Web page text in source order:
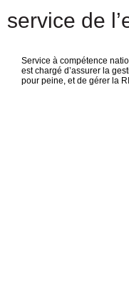
service de
Service à compétence
est chargé d’assurer la
pour peine, et de gérer la